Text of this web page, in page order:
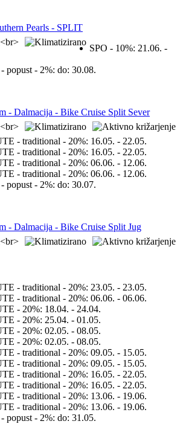
Pearls - SPLIT
SPO - 10%: 21.06. -
popust - 2%: do: 30.08.
- Dalmacija - Bike Cruise Split Sever
- traditional - 20%: 16.05. - 22.05.
- traditional - 20%: 16.05. - 22.05.
- traditional - 20%: 06.06. - 12.06.
- traditional - 20%: 06.06. - 12.06.
popust - 2%: do: 30.07.
- Dalmacija - Bike Cruise Split Jug
- traditional - 20%: 23.05. - 23.05.
- traditional - 20%: 06.06. - 06.06.
- 20%: 18.04. - 24.04.
- 20%: 25.04. - 01.05.
- 20%: 02.05. - 08.05.
- 20%: 02.05. - 08.05.
- traditional - 20%: 09.05. - 15.05.
- traditional - 20%: 09.05. - 15.05.
- traditional - 20%: 16.05. - 22.05.
- traditional - 20%: 16.05. - 22.05.
- traditional - 20%: 13.06. - 19.06.
- traditional - 20%: 13.06. - 19.06.
popust - 2%: do: 31.05.